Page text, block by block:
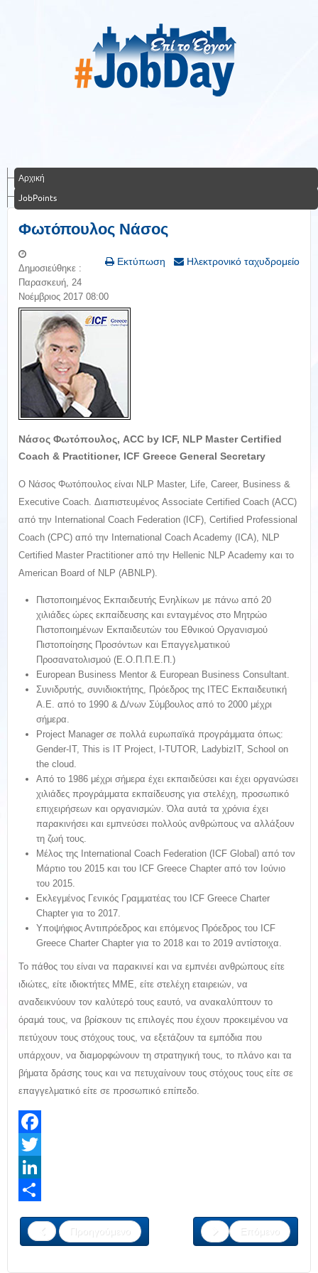
Αρχική
JobPoints
Φωτόπουλος Νάσος
Εκτύπωση Ηλεκτρονικό ταχυδρομείο
Δημοσιεύθηκε :
Παρασκευή, 24
Νοέμβριος 2017 08:00
Νάσος Φωτόπουλος, ACC by ICF, NLP Master Certified
Coach & Practitioner, ICF Greece General Secretary
Ο Νάσος Φωτόπουλος είναι NLP Master, Life, Career, Business &
Executive Coach. Διαπιστευμένος Associate Certified Coach (ACC)
από την International Coach Federation (ICF), Certified Professional
Coach (CPC) από την International Coach Academy (ICA), NLP
Certified Master Practitioner από την Hellenic NLP Academy και το
American Board of NLP (ABNLP).
Πιστοποιημένος Εκπαιδευτής Ενηλίκων με πάνω από 20
χιλιάδες ώρες εκπαίδευσης και ενταγμένος στο Μητρώο
Πιστοποιημένων Εκπαιδευτών του Εθνικού Οργανισμού
Πιστοποίησης Προσόντων και Επαγγελματικού
Προσανατολισμού (Ε.Ο.Π.Π.Ε.Π.)
European Business Mentor & European Business Consultant.
Συνιδρυτής, συνιδιοκτήτης, Πρόεδρος της ITEC Εκπαιδευτική
Α.Ε. από το 1990 & Δ/νων Σύμβουλος από το 2000 μέχρι
σήμερα.
Project Manager σε πολλά ευρωπαϊκά προγράμματα όπως:
Gender-IT, This is IT Project, I-TUTOR, LadybizIT, School on
the cloud.
Από το 1986 μέχρι σήμερα έχει εκπαιδεύσει και έχει οργανώσει
χιλιάδες προγράμματα εκπαίδευσης για στελέχη, προσωπικό
επιχειρήσεων και οργανισμών. Όλα αυτά τα χρόνια έχει
παρακινήσει και εμπνεύσει πολλούς ανθρώπους να αλλάξουν
τη ζωή τους.
Μέλος της International Coach Federation (ICF Global) από τον
Μάρτιο του 2015 και του ICF Greece Chapter από τον Ιούνιο
του 2015.
Εκλεγμένος Γενικός Γραμματέας του ICF Greece Charter
Chapter για το 2017.
Υποψήφιος Αντιπρόεδρος και επόμενος Πρόεδρος του ICF
Greece Charter Chapter για το 2018 και το 2019 αντίστοιχα.
Το πάθος του είναι να παρακινεί και να εμπνέει ανθρώπους είτε
ιδιώτες, είτε ιδιοκτήτες ΜΜΕ, είτε στελέχη εταιρειών, να
αναδεικνύουν τον καλύτερό τους εαυτό, να ανακαλύπτουν το
όραμά τους, να βρίσκουν τις επιλογές που έχουν προκειμένου να
πετύχουν τους στόχους τους, να εξετάζουν τα εμπόδια που
υπάρχουν, να διαμορφώνουν τη στρατηγική τους, το πλάνο και τα
βήματα δράσης τους και να πετυχαίνουν τους στόχους τους είτε σε
επαγγελματικό είτε σε προσωπικό επίπεδο.
Facebook
Twitter
LinkedIn
Προηγούμενο
Επόμενο